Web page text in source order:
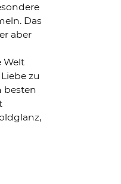
Das
aber
Welt
zu
besten